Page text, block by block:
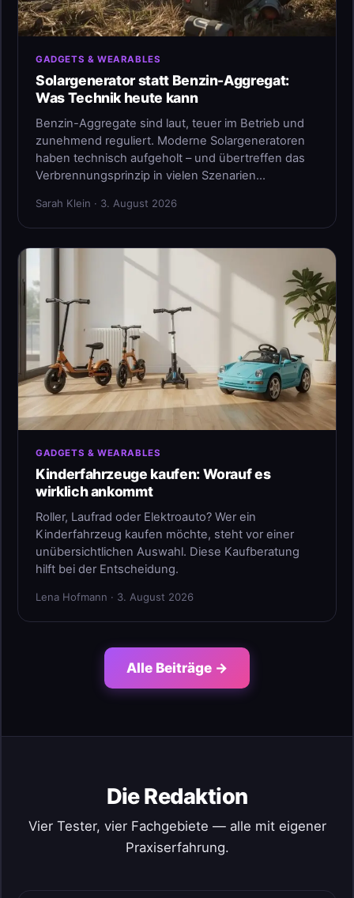
GADGETS & WEARABLES
Solargenerator statt Benzin-Aggregat:
Was Technik heute kann
Benzin-Aggregate sind laut, teuer im Betrieb und
zunehmend reguliert. Moderne Solargeneratoren
haben technisch aufgeholt – und übertreffen das
Verbrennungsprinzip in vielen Szenarien…
Sarah Klein · 3. August 2026
GADGETS & WEARABLES
Kinderfahrzeuge kaufen: Worauf es
wirklich ankommt
Roller, Laufrad oder Elektroauto? Wer ein
Kinderfahrzeug kaufen möchte, steht vor einer
unübersichtlichen Auswahl. Diese Kaufberatung
hilft bei der Entscheidung.
Lena Hofmann · 3. August 2026
Alle Beiträge →
Die Redaktion
Vier Tester, vier Fachgebiete — alle mit eigener
Praxiserfahrung.